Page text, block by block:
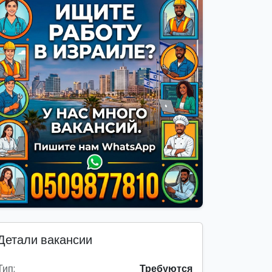
вакансии
Требуются